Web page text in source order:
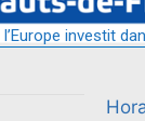
investit